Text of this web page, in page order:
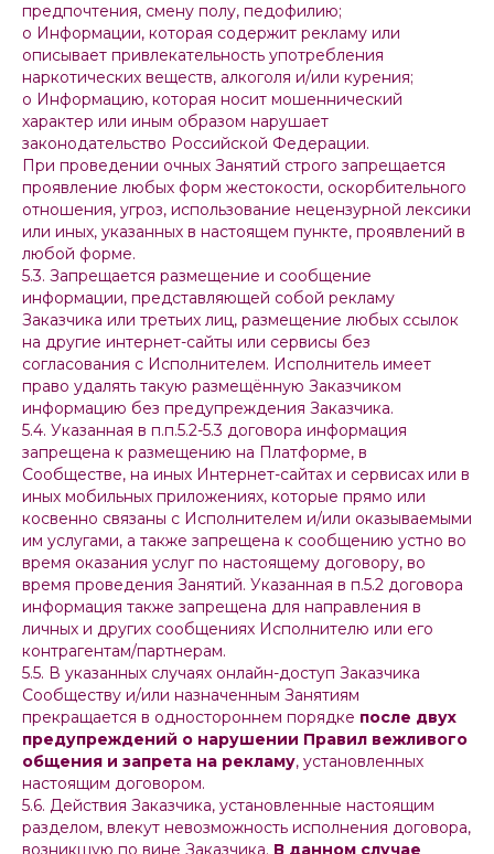
предпочтения, смену полу, педофилию;
o Информации, которая содержит рекламу или
описывает привлекательность употребления
наркотических веществ, алкоголя и/или курения;
o Информацию, которая носит мошеннический
характер или иным образом нарушает
законодательство Российской Федерации.
При проведении очных Занятий строго запрещается
проявление любых форм жестокости, оскорбительного
отношения, угроз, использование нецензурной лексики
или иных, указанных в настоящем пункте, проявлений в
любой форме.
5.3. Запрещается размещение и сообщение
информации, представляющей собой рекламу
Заказчика или третьих лиц, размещение любых ссылок
на другие интернет-сайты или сервисы без
согласования с Исполнителем. Исполнитель имеет
право удалять такую размещённую Заказчиком
информацию без предупреждения Заказчика.
5.4. Указанная в п.п.5.2-5.3 договора информация
запрещена к размещению на Платформе, в
Сообществе, на иных Интернет-сайтах и сервисах или в
иных мобильных приложениях, которые прямо или
косвенно связаны с Исполнителем и/или оказываемыми
им услугами, а также запрещена к сообщению устно во
время оказания услуг по настоящему договору, во
время проведения Занятий. Указанная в п.5.2 договора
информация также запрещена для направления в
личных и других сообщениях Исполнителю или его
контрагентам/партнерам.
5.5. В указанных случаях онлайн-доступ Заказчика
Сообществу и/или назначенным Занятиям
прекращается в одностороннем порядке после двух
предупреждений о нарушении Правил вежливого
общения и запрета на рекламу, установленных
настоящим договором.
5.6. Действия Заказчика, установленные настоящим
разделом, влекут невозможность исполнения договора,
возникшую по вине Заказчика. В данном случае